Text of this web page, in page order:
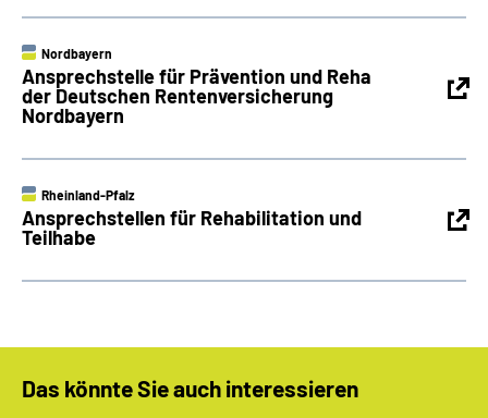
Nordbayern
Ansprechstelle für Prävention und Reha
der Deutschen Rentenversicherung
Nordbayern
Rheinland-Pfalz
Ansprechstellen für Rehabilitation und
Teilhabe
Das könnte Sie auch interessieren